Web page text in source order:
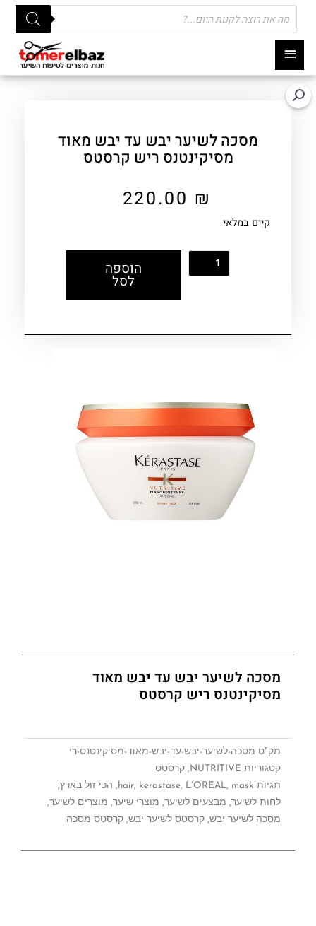
תפריט
ראשי
Products
search
מסכה לשיער יבש עד יבש מאוד
מסיקינטנס ריש קרסטס
220.00 ₪
קיים במלאי
הוספה
לסל
מסכה לשיער יבש עד יבש מאוד
מסיקינטנס ריש קרסטס
מק"ט מסכה-לשיער-יבש-עד-יבש-מאוד-מסיקינטנס-רי
קטגוריות NUTRITIVE
, קרסטס
תגיות
hair, kerastase, L’OREAL, mask
, הכי זול בארץ,
לחות לשיער, מבצעים לשיער, מוצרי שיער, מוצרים לשיער,
מסכה לשיער יבש, קרסטס לשיער יבש, קרסטס מסכה